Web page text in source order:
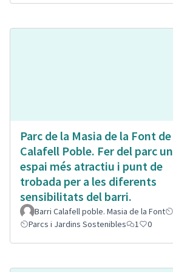
Parc de la Masia de la Font de
Calafell Poble. Fer del parc un
espai més atractiu i punt de
trobada per a les diferents
sensibilitats del barri.
Barri Calafell poble. Masia de la Font
Parcs i Jardins Sostenibles
1 0